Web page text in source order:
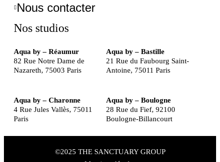
Nous contacter
Nos studios
Aqua by – Réaumur
82 Rue Notre Dame de
Nazareth, 75003 Paris
Aqua by – Bastille
21 Rue du Faubourg Saint-
Antoine, 75011 Paris
Aqua by – Charonne
4 Rue Jules Vallès, 75011
Paris
Aqua by – Boulogne
28 Rue du Fief, 92100
Boulogne-Billancourt
©2025 THE SANCTUARY GROUP